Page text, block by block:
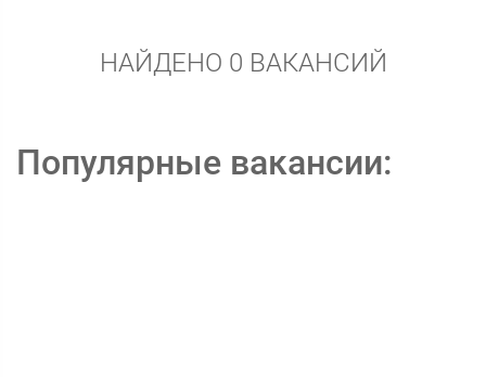
НАЙДЕНО 0 ВАКАНСИЙ
Популярные вакансии: